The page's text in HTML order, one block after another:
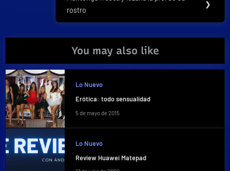
Next
Post:
rostro
❯
You may also like
Lo Nuevo
Erótica: todo sensualidad
5 de mayo de 2015
Lo Nuevo
Review Huawei Matepad